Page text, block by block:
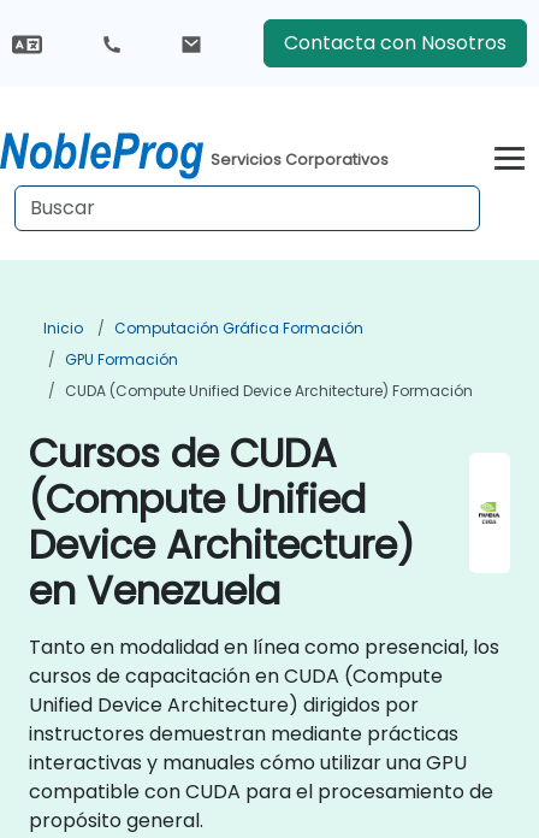
Contacta con Nosotros
Servicios Corporativos
Inicio
Computación Gráfica Formación
GPU Formación
CUDA (Compute Unified Device Architecture) Formación
Cursos de CUDA
(Compute Unified
Device Architecture)
en Venezuela
Tanto en modalidad en línea como presencial, los
cursos de capacitación en CUDA (Compute
Unified Device Architecture) dirigidos por
instructores demuestran mediante prácticas
interactivas y manuales cómo utilizar una GPU
compatible con CUDA para el procesamiento de
propósito general.